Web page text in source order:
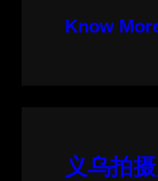
Know
义乌拍